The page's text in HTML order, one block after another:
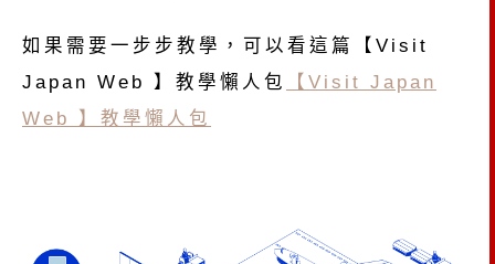
如果需要一步步教學，可以看這篇【Visit
Japan Web 】教學懶人包
【Visit Japan
Web 】教學懶人包